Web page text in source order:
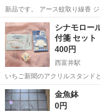
新品です。 アース蚊取り線香
ります！ 10個程あるので、ま
て頂きます(*^^*) ※現状渡
岡山 岡山市 その他
シナモロー
付箋 セッ
400円
西富井駅
いちご新聞のアクリルスタンド
どのセットです。 - キャラクター: シナモロール - アイテム種別: アク
リルスタンド、ダイカットふせん、
だきありが...
岡山 倉敷市 西富井駅
金魚鉢
0円